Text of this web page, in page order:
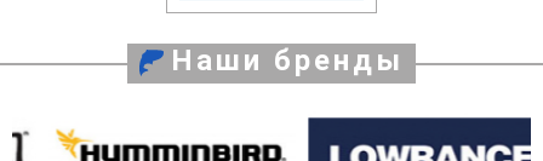
Наши бренды